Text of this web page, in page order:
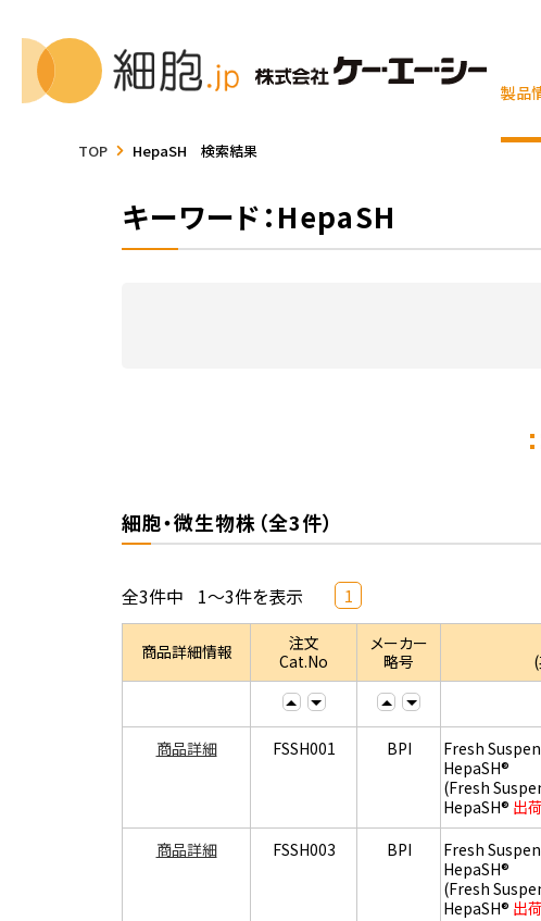
製品
TOP HepaSH 検索結果
キーワード：HepaSH
細胞・微生物株（全3件）
全3件中 1～3件を表示 1
商品詳細情報
注文
Cat.No
メーカー
略号
商品詳細 FSSH001 BPI
Fresh
HepaSH®
(Fresh
HepaSH® 出
商品詳細 FSSH003 BPI
Fresh
HepaSH®
(Fresh
HepaSH® 出